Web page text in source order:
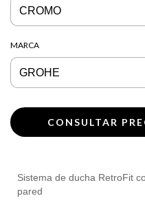
MARCA
Sistema de ducha RetroFit
pared